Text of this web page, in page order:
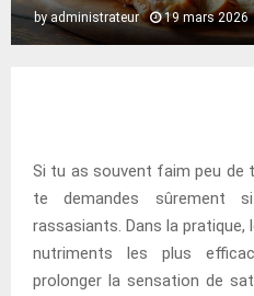
byadministrateur 19 mars 2026
Si tu as souvent faim peu de
te demandes sûrement
rassasiants. Dans la
nutriments les plus
prolonger la sensation de